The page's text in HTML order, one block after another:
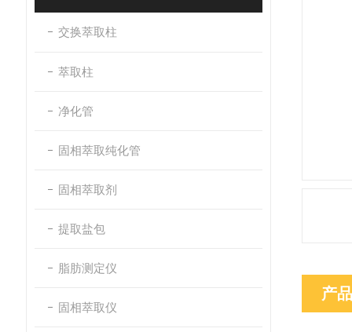
交换萃取柱
萃取柱
净化管
固相萃取纯化管
固相萃取剂
提取盐包
脂肪测定仪
固相萃取仪
产